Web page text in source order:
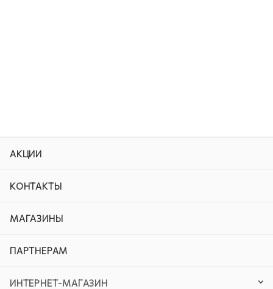
АКЦИИ
КОНТАКТЫ
МАГАЗИНЫ
ПАРТНЕРАМ
ИНТЕРНЕТ-МАГАЗИН